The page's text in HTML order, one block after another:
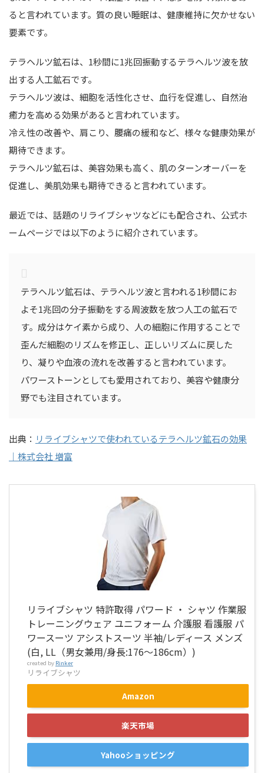
ると言われています。質の良い睡眠は、健康維持に欠かせない
要素です。
テラヘルツ鉱石は、1秒間に1兆回振動するテラヘルツ波を放
出する人工鉱石です。
テラヘルツ波は、細胞を活性化させ、血行を促進し、自然治
癒力を高める効果があると言われています。
冷え性の改善や、肩こり、腰痛の緩和など、様々な健康効果が
期待できます。
テラヘルツ鉱石は、美容効果も高く、肌のターンオーバーを
促進し、美肌効果も期待できると言われています。
最近では、話題のリライブシャツなどにも配合され、公式ホ
ームページでは以下のように紹介されています。
テラヘルツ鉱石は、テラヘルツ波と言われる1秒間にお
よそ1兆回の分子振動をする周波数を放つ人工の鉱石で
す。成分はケイ素から成り、人の細胞に作用することで
歪んだ細胞のリズムを修正し、正しいリズムに戻した
り、凝りや血液の流れを改善すると言われています。
パワーストーンとしても愛用されており、美容や健康分
野でも注目されています。
出典： リライブシャツで使われているテラヘルツ鉱石の効果
｜株式会社 増富
リライブシャツ 特許取得 パワード ・ シャツ 作業服
トレーニングウェア ユニフォーム 介護服 看護服 パ
ワースーツ アシストスーツ 半袖/レディース メンズ
(白, LL（男女兼用/身長:176～186cm）)
created by Rinker
リライブシャツ
Amazon
楽天市場
Yahooショッピング